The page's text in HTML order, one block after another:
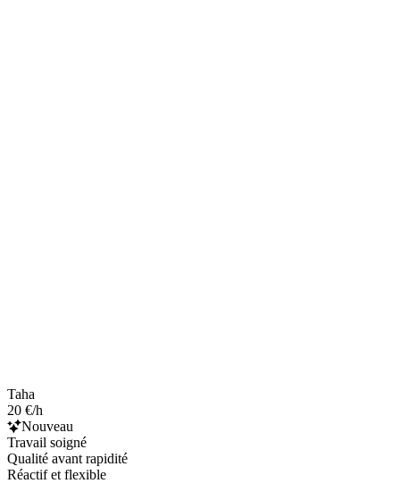
Taha
20 €/h
Nouveau
Travail soigné
Qualité avant rapidité
Réactif et flexible